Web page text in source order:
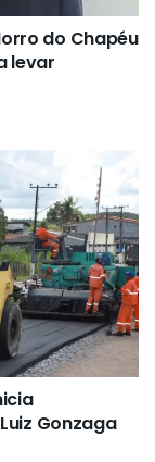
do Chapéu
levar
Gonzaga